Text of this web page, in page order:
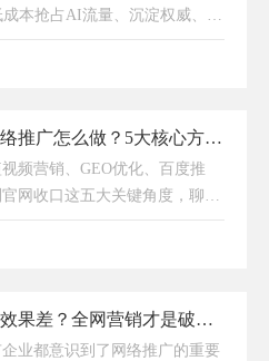
成本抢占AI流量、沉淀权威、锁
成本翻倍、竞争白热化、被AI
2026年企业网络推广怎么做？5大核心方向，打通获客闭环
频营销、GEO优化、百度推
网收口这五大关键角度，聊聊
广的实操玩法，帮你避开误
企业网络推广效果差？全网营销才是破局关键
业都意识到了网络推广的重要